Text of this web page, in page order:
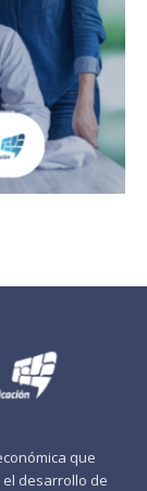
que
desarrollo de